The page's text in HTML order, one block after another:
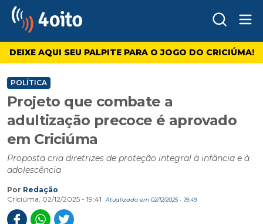
4oito
DEIXE AQUI SEU PALPITE PARA O JOGO DO CRICIÚMA!
POLÍTICA
Projeto que combate a
adultização precoce é aprovado
em Criciúma
Proposta cria diretrizes de proteção integral à infância e à
adolescência
Por Redação
Criciúma, 02/12/2025 - 19:41
Atualizado em 02/12/2025 - 19:49